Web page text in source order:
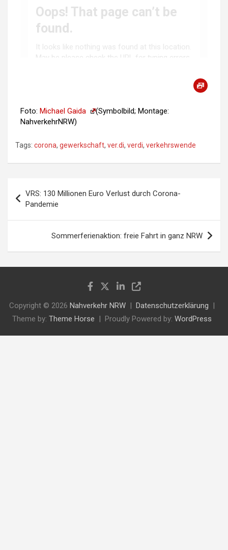
Foto: Michael Gaida
(Symbolbild; Montage:
NahverkehrNRW)
Tags: corona, gewerkschaft, ver.di, verdi, verkehrswende
VRS: 130 Millionen Euro Verlust durch Corona-
Pandemie
Sommerferienaktion: freie Fahrt in ganz NRW
Copyright © 2026 Nahverkehr NRW
Datenschutzerklärung
Theme by: Theme Horse Proudly Powered by: WordPress